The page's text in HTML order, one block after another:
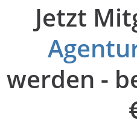
Jetzt
werden -